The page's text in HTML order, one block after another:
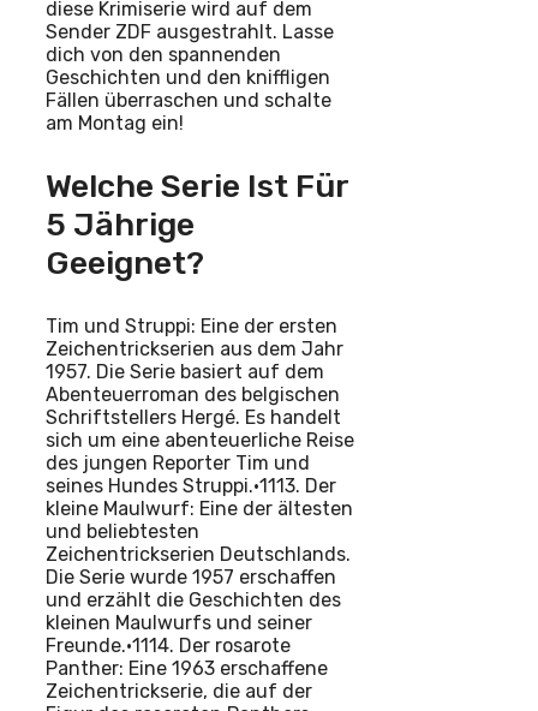
diese Krimiserie wird auf dem
Sender ZDF ausgestrahlt. Lasse
dich von den spannenden
Geschichten und den kniffligen
Fällen überraschen und schalte
am Montag ein!
Welche Serie Ist Für
5 Jährige
Geeignet?
Tim und Struppi: Eine der ersten
Zeichentrickserien aus dem Jahr
1957. Die Serie basiert auf dem
Abenteuerroman des belgischen
Schriftstellers Hergé. Es handelt
sich um eine abenteuerliche Reise
des jungen Reporter Tim und
seines Hundes Struppi.•1113. Der
kleine Maulwurf: Eine der ältesten
und beliebtesten
Zeichentrickserien Deutschlands.
Die Serie wurde 1957 erschaffen
und erzählt die Geschichten des
kleinen Maulwurfs und seiner
Freunde.•1114. Der rosarote
Panther: Eine 1963 erschaffene
Zeichentrickserie, die auf der